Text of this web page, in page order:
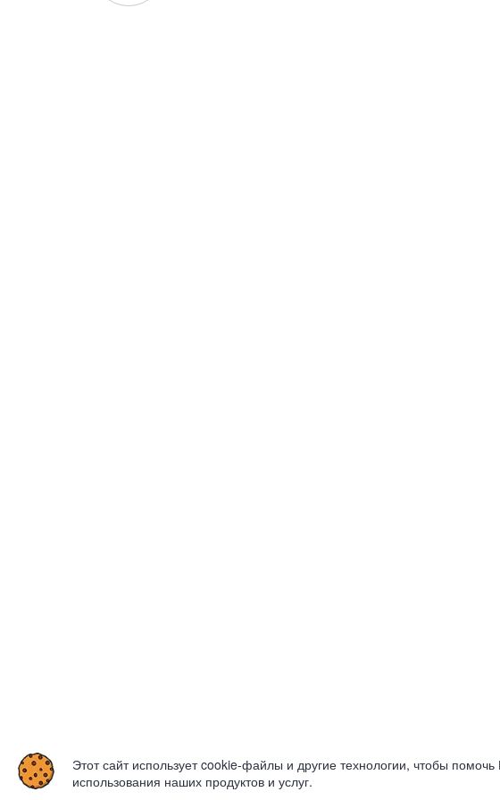
Этот сайт использует cookie-файлы и другие технологии, чтобы
использования наших продуктов и услуг.